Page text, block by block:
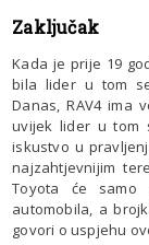
Zaključak
Kada je prije 19
bila lider u tom
Danas, RAV4 ima
uvijek lider u tom
iskustvo u
najzahtjevnijim
Toyota će samo
automobila, a
govori o uspjehu